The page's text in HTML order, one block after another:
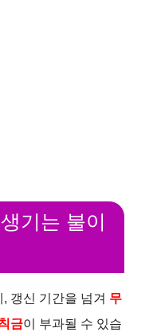
기는 불이
갱신 기간을 넘겨 무
금이 부과될 수 있습